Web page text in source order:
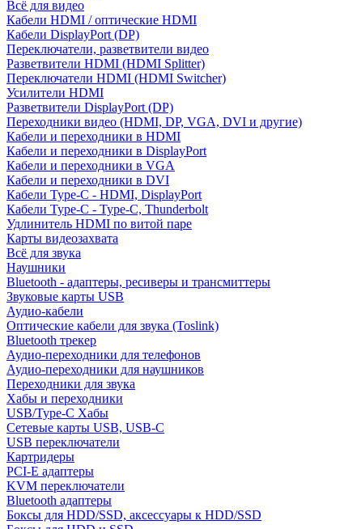
Всё для видео
Кабели HDMI / оптические HDMI
Кабели DisplayPort (DP)
Переключатели, разветвители видео
Разветвители HDMI (HDMI Splitter)
Переключатели HDMI (HDMI Switcher)
Усилители HDMI
Разветвители DisplayPort (DP)
Переходники видео (HDMI, DP, VGA, DVI и другие)
Кабели и переходники в HDMI
Кабели и переходники в DisplayPort
Кабели и переходники в VGA
Кабели и переходники в DVI
Кабели Type-C - HDMI, DisplayPort
Кабели Type-C - Type-C, Thunderbolt
Удлинитель HDMI по витой паре
Карты видеозахвата
Всё для звука
Наушники
Bluetooth - адаптеры, ресиверы и трансмиттеры
Звуковые карты USB
Аудио-кабели
Оптические кабели для звука (Toslink)
Bluetooth трекер
Аудио-переходники для телефонов
Аудио-переходники для наушников
Переходники для звука
Хабы и переходники
USB/Type-C Хабы
Сетевые карты USB, USB-C
USB переключатели
Картридеры
PCI-E адаптеры
KVM переключатели
Bluetooth адаптеры
Боксы для HDD/SSD, аксессуары к HDD/SSD